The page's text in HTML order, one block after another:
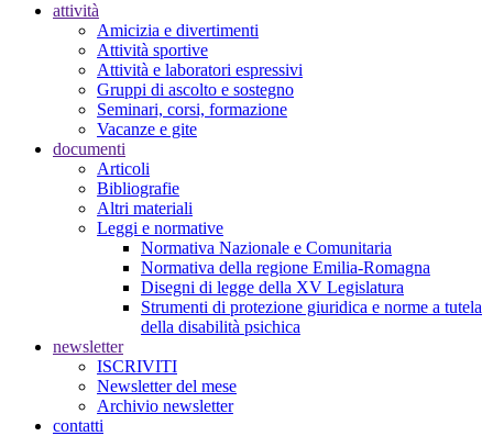
attività
Amicizia e divertimenti
Attività sportive
Attività e laboratori espressivi
Gruppi di ascolto e sostegno
Seminari, corsi, formazione
Vacanze e gite
documenti
Articoli
Bibliografie
Altri materiali
Leggi e normative
Normativa Nazionale e Comunitaria
Normativa della regione Emilia-Romagna
Disegni di legge della XV Legislatura
Strumenti di protezione giuridica e norme a tutela
della disabilità psichica
newsletter
ISCRIVITI
Newsletter del mese
Archivio newsletter
contatti